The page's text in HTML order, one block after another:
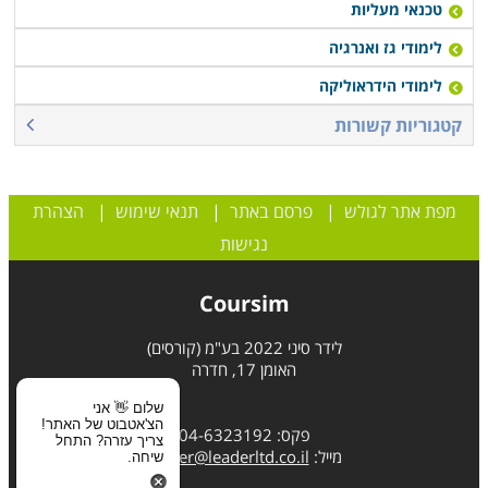
טכנאי מעליות
לימודי גז ואנרגיה
לימודי הידראוליקה
קטגוריות קשורות
מפת אתר לגולש |פרסם באתר | תנאי שימוש | הצהרת
נגישות
Coursim
לידר סיני 2022 בע"מ (קורסים)
האומן 17, חדרה
פקס: 04-6323192
מייל: leader@leaderltd.co.il
שלום 👋 אני
הצ'אטבוט של האתר!
צריך עזרה? התחל
שיחה.